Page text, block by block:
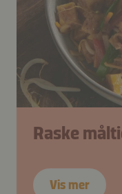
Raske
Vis mer